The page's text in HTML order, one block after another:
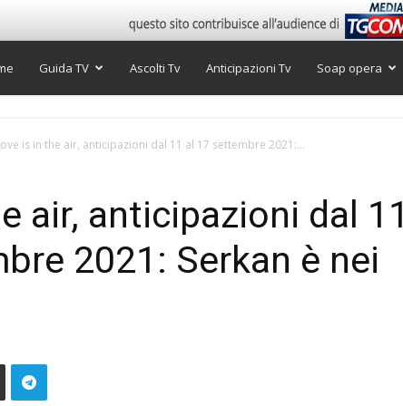
Guida TV Ascolti Tv Anticipazioni Tv Soap opera
is in the air, anticipazioni dal 11 al 17 settembre 2021:...
air, anticipazioni dal 11
2021: Serkan è nei